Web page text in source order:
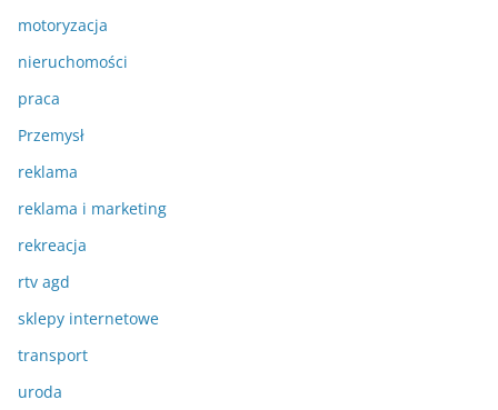
motoryzacja
nieruchomości
praca
Przemysł
reklama
reklama i marketing
rekreacja
rtv agd
sklepy internetowe
transport
uroda